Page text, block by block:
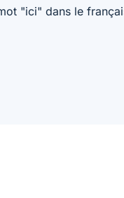
"ici" dans le